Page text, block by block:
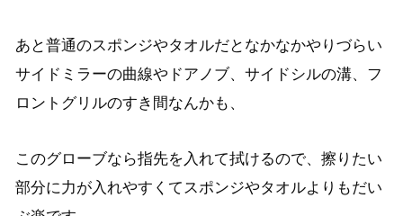
あと普通のスポンジやタオルだとなかなかやりづらい
サイドミラーの曲線やドアノブ、サイドシルの溝、フ
ロントグリルのすき間なんかも、
このグローブなら指先を入れて拭けるので、擦りたい
部分に力が入れやすくてスポンジやタオルよりもだい